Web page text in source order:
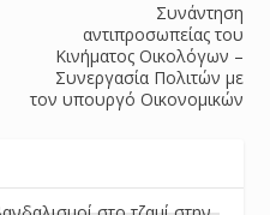
Συνάντηση
αντιπροσωπείας του
Κινήματος Οικολόγων –
Συνεργασία Πολιτών με
τον υπουργό Οικονομικών